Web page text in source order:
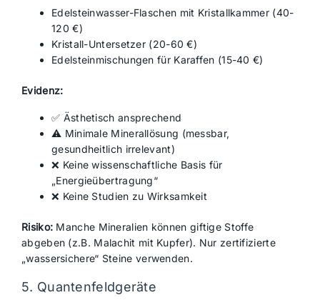
Edelsteinwasser-Flaschen mit Kristallkammer (40-
120 €)
Kristall-Untersetzer (20-60 €)
Edelsteinmischungen für Karaffen (15-40 €)
Evidenz:
✅ Ästhetisch ansprechend
⚠️ Minimale Minerallösung (messbar,
gesundheitlich irrelevant)
❌ Keine wissenschaftliche Basis für
„Energieübertragung“
❌ Keine Studien zu Wirksamkeit
Risiko: Manche Mineralien können giftige Stoffe
abgeben (z.B. Malachit mit Kupfer). Nur zertifizierte
„wassersichere“ Steine verwenden.
5. Quantenfeldgeräte